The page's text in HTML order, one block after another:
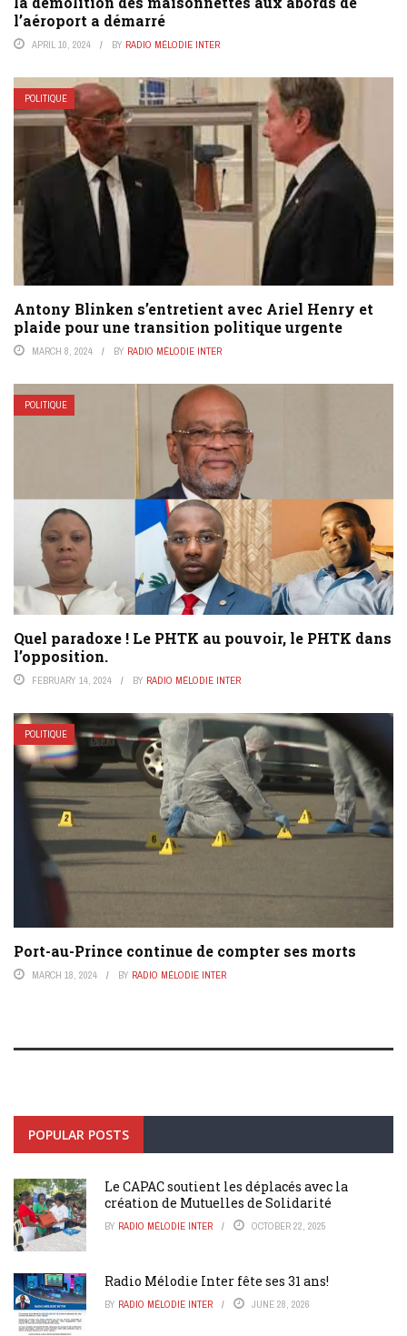
l’aéroport a démarré
APRIL 10, 2024 BY RADIO MÉLODIE INTER
POLITIQUE
Antony Blinken s’entretient avec Ariel Henry et
plaide pour une transition politique urgente
MARCH 8, 2024 BY RADIO MÉLODIE INTER
POLITIQUE
Quel paradoxe ! Le PHTK au pouvoir, le PHTK dans
l’opposition.
FEBRUARY 14, 2024 BY RADIO MÉLODIE INTER
POLITIQUE
Port-au-Prince continue de compter ses morts
MARCH 18, 2024 BY RADIO MÉLODIE INTER
POPULAR POSTS
Le CAPAC soutient les déplacés avec la
création de Mutuelles de Solidarité
BY RADIO MÉLODIE INTER OCTOBER 22, 2025
Radio Mélodie Inter fête ses 31 ans!
BY RADIO MÉLODIE INTER JUNE 28, 2026